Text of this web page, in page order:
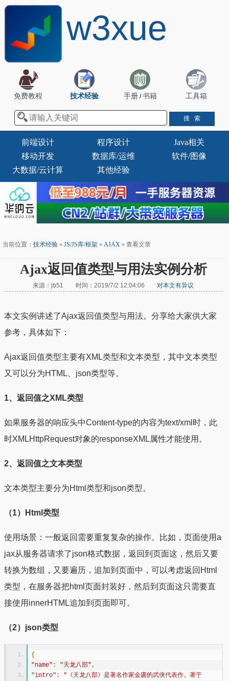
w3xue
免费教程 技术经验 手册/书籍 工具箱
前端设计 程序设计
Java相关
移动开发
数据库/运维
软件/图像
大数据/云计算
其他经验
当前位置： 技术经验 » JS/JS库/框架 » AJAX » 查看文章
Ajax返回值类型与用法实例分析
来源：jb51 时间：2019/7/2 12:04:06 对本文有异议
本文实例讲述了Ajax返回值类型与用法。分享给大家供大家
参考，具体如下：
Ajax返回值类型主要有XML类型和文本类型，其中文本类型
又可以分为HTML、json类型等。
1、返回值之XML类型
如果服务器的响应头中Content-type的内容为text/xml时，此
时XMLHttpRequest对象的responseXML属性才能使用。
2、返回值之文本类型
文本类型主要分为Html类型和json类型。
（1）Html类型
使用场景：一般返回需要重复复杂的操作。比如，页面使用a
jax从服务器请求了json格式数据，返回到页面这，然后又要
转换为数组，又要遍历，追加到页面中，可以考虑返回Html
类型，在服务器把html页面封装好，然后到页面这只需要直
接使用innerHTML追加到页面即可。
（2）json类型
{
"name" : "天龙八部" ,
"intro" :
"《天龙八部》是著名作家金庸的武侠代表作。著于